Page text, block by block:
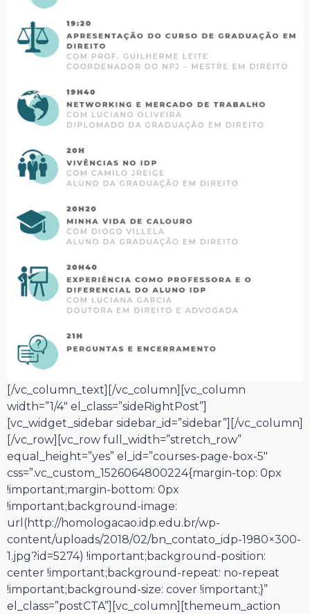
[/vc_column_text][/vc_column][vc_column
width=”1/4″ el_class=”sideRightPost”]
[vc_widget_sidebar sidebar_id=”sidebar”][/vc_column]
[/vc_row][vc_row full_width=”stretch_row”
equal_height=”yes” el_id=”courses-page-box-5″
css=”.vc_custom_1526064800224{margin-top: 0px
!important;margin-bottom: 0px
!important;background-image:
url(http://homologacao.idp.edu.br/wp-
content/uploads/2018/02/bn_contato_idp-1980×300-
1.jpg?id=5274) !important;background-position:
center !important;background-repeat: no-repeat
!important;background-size: cover !important;}”
el_class=”postCTA”][vc_column][themeum_action